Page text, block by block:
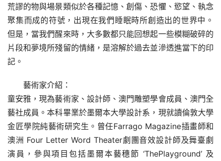
荒謬的物與場景類似於各種記憶、創傷、恐懼、慾望、執念
聚集而成的符號，出現在我們睡眠時所創造出的世界中。
但是，當我們醒來時，大多數都只能回想起一些模糊破碎的
片段和夢境所殘留的情緒，是溶解於過去並滲透進當下的印
記。
藝術家介紹：
童安雅，現為藝術家、設計師、澳門雕塑學會成員、澳門全
藝社成員。本科畢業於墨爾本大學設計系，現就讀倫敦大學
金匠學院純藝術研究生。曾任Farrago Magazine插畫師和
澳洲 Four Letter Word Theater劇團音效設計師及舞臺劇
演員，參與項目包括墨爾本藝穗節 ‘ThePlayground’ 及